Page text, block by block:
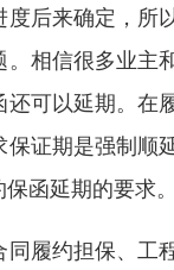
后来确定，
相信很多业
可以延期。
证期是强制
函延期的要求。
履约担保、